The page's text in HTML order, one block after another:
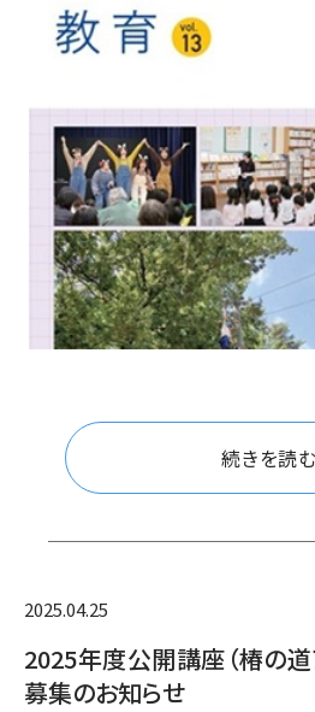
続きを読む
2025.04.25
2025年度公開講座（椿の
募集のお知らせ